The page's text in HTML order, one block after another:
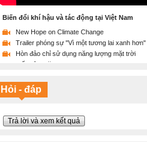
Biến đổi khí hậu và tác động tại Việt Nam
New Hope on Climate Change
Trailer phóng sự "Vì một tương lai xanh hơn"
Hòn đảo chỉ sử dụng năng lượng mặt trời
Tiết kiệm năng lượng
Ý thức bảo vệ môi trường là gì?
Thông điệp ý nghĩa và sáng tạo về bảo vệ Mẹ
Chúng ta đang làm gì với trái đất?
Hỏi - đáp
Trả lời và xem kết quả